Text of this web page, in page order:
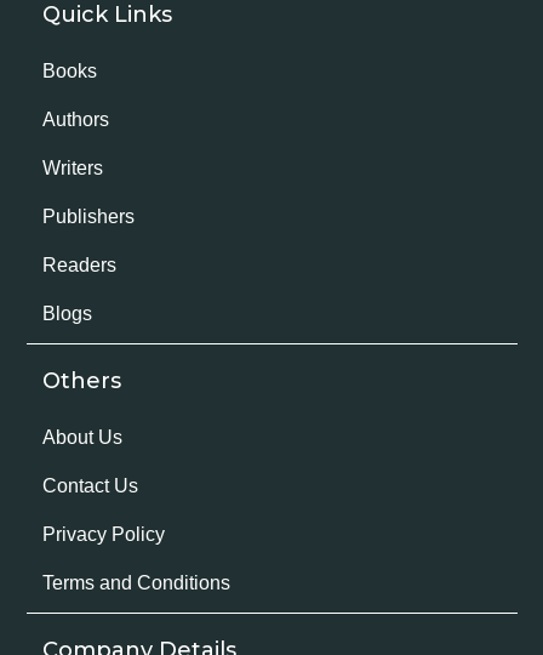
Quick Links
Books
Authors
Writers
Publishers
Readers
Blogs
Others
About Us
Contact Us
Privacy Policy
Terms and Conditions